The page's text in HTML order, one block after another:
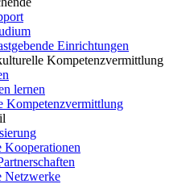
Einrichtungen
Kompetenzvermittlung
lernen
Kompetenzvermittlung
Kooperationen
Netzwerke